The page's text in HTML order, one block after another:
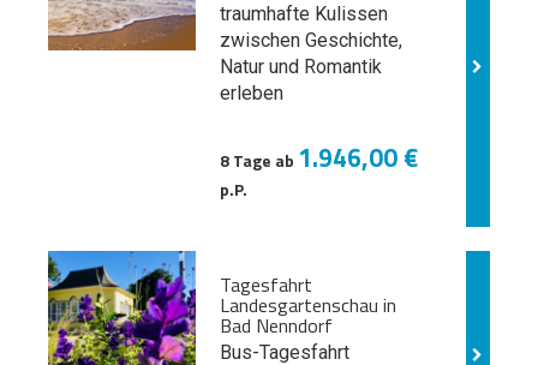
traumhafte Kulissen
zwischen Geschichte,
Natur und Romantik
erleben
8 Tage ab 1.946,00 €
p.P.
Tagesfahrt
Landesgartenschau in
Bad Nenndorf
Bus-Tagesfahrt